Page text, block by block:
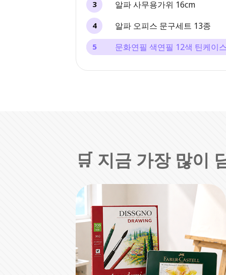
3 알파 사무용가위 16cm
4 알파 오피스 문구세트 13종
5 문화연필 색연필 12색 틴케이
🛒 지금 가장 많이